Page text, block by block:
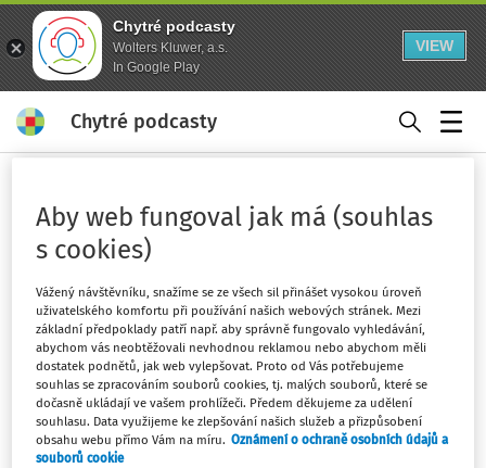
Chytré podcasty
Wolters Kluwer, a.s.
In Google Play
VIEW
Chytré podcasty
notářský zápis - strana 1
Sledovat klíčové slovo
Filtr
Počet vyhledaných dokumentů:1
Řadit podle: Nejnovější Nejstarší
Aby web fungoval jak má (souhlas
s cookies)
Vážený návštěvníku, snažíme se ze všech sil přinášet vysokou úroveň
uživatelského komfortu při používání našich webových stránek. Mezi
základní předpoklady patří např. aby správně fungovalo vyhledávání,
abychom vás neobtěžovali nevhodnou reklamou nebo abychom měli
dostatek podnětů, jak web vylepšovat. Proto od Vás potřebujeme
souhlas se zpracováním souborů cookies, tj. malých souborů, které se
dočasně ukládají ve vašem prohlížeči. Předem děkujeme za udělení
souhlasu. Data využijeme ke zlepšování našich služeb a přizpůsobení
obsahu webu přímo Vám na míru. Oznámení o ochraně osobních údajů a
souborů cookie